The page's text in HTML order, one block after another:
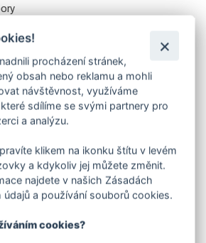
skladem - vyrábíme pouze na
je vyrobena z L profilu 40 x
části se většinou používá
zárubně jsou pevně
pro zárubeň vyrobenou z L profilu,
e-shopu si vyberte
(levá / pravá)
:
procházení stránek,
obsah nebo reklamu a mohli
návštěvnost, využíváme
sdílíme se svými partnery pro
a analýzu.
klikem na ikonku štítu v levém
a kdykoliv jej můžete změnit.
najdete v našich Zásadách
a používání souborů cookies.
cookies?